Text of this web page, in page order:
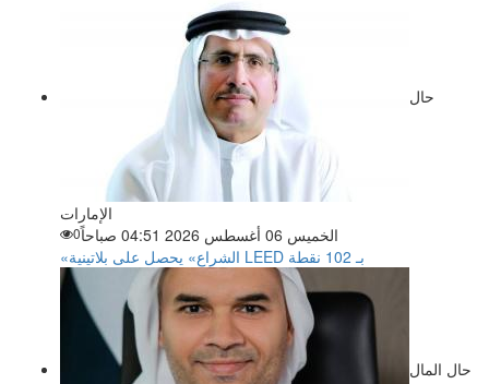
حال
الإمارات
الخميس 06 أغسطس 2026 04:51 صباحاً
0
«الشراع» يحصل على بلاتينية LEED بـ 102 نقطة
حال المال